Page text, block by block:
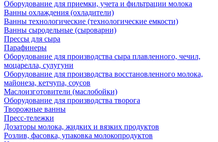
Оборудование для приемки, учета и фильтрации молока
Ванны охлаждения (охладители)
Ванны технологические (технологические емкости)
Ванны сыродельные (сыроварни)
Прессы для сыра
Парафинеры
Оборудование для производства сыра плавленного, чечил,
моцарелла, сулугуни
Оборудование для производства восстановленного молока,
майонеза, кетчупа, соусов
Маслоизготовители (маслобойки)
Оборудование для производства творога
Творожные ванны
Пресс-тележки
Дозаторы молока, жидких и вязких продуктов
Розлив, фасовка, упаковка молокопродуктов